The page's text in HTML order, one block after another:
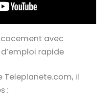
avec
rapide
Teleplanete.com, il
: